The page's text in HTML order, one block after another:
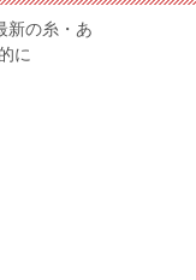
新の糸・あ
に